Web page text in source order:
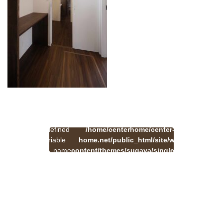
Undefined
variable
$cat_name
/home/centerhome/center-
home.net/public_html/site/wp-
content/themes/sugaya/single.php